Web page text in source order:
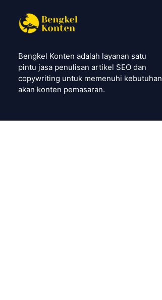
Bengkel Konten adalah layanan satu
pintu jasa penulisan artikel SEO dan
copywriting untuk memenuhi kebutuhan
akan konten pemasaran.